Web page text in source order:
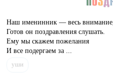
Наш именинник — весь внимание,
Готов он поздравления слушать.
Ему мы скажем пожелания
И все подергаем за ...
уши